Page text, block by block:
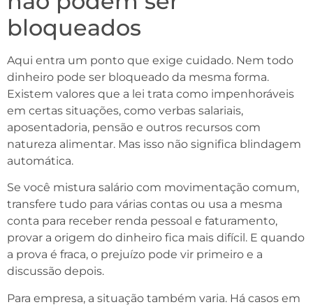
bloqueados
Aqui entra um ponto que exige cuidado. Nem todo
dinheiro pode ser bloqueado da mesma forma.
Existem valores que a lei trata como impenhoráveis
em certas situações, como verbas salariais,
aposentadoria, pensão e outros recursos com
natureza alimentar. Mas isso não significa blindagem
automática.
Se você mistura salário com movimentação comum,
transfere tudo para várias contas ou usa a mesma
conta para receber renda pessoal e faturamento,
provar a origem do dinheiro fica mais difícil. E quando
a prova é fraca, o prejuízo pode vir primeiro e a
discussão depois.
Para empresa, a situação também varia. Há casos em